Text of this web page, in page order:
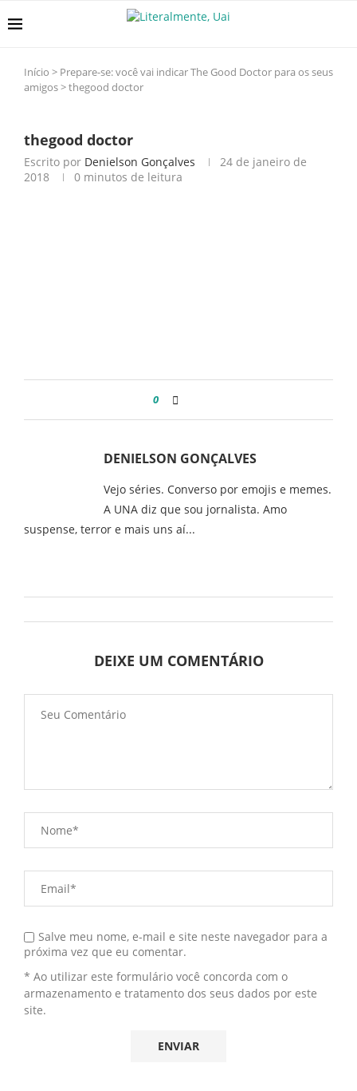
Início > Prepare-se: você vai indicar The Good Doctor para os seus
amigos>thegood doctor
thegood doctor
Escrito por Denielson Gonçalves
24 de janeiro de
2018
0 minutos de leitura
0
DENIELSON GONÇALVES
Vejo séries. Converso por emojis e memes.
A UNA diz que sou jornalista. Amo
suspense, terror e mais uns aí...
DEIXE UM COMENTÁRIO
Salve meu nome, e-mail e site neste navegador para a
próxima vez que eu comentar.
* Ao utilizar este formulário você concorda com o
armazenamento e tratamento dos seus dados por este
site.